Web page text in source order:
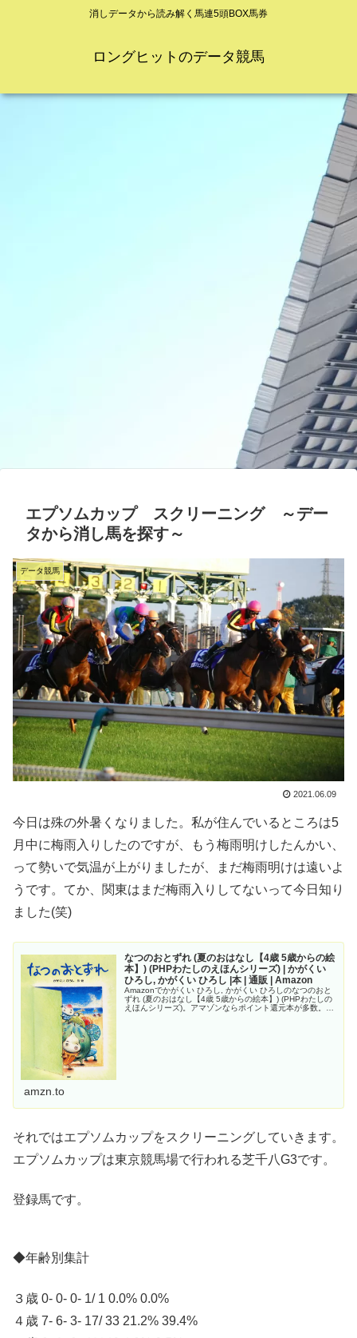
消しデータから読み解く馬連5頭BOX馬券
ロングヒットのデータ競馬
エプソムカップ スクリーニング ～デー
タから消し馬を探す～
データ競馬
2021.06.09
今日は殊の外暑くなりました。私が住んでいるところは5
月中に梅雨入りしたのですが、もう梅雨明けしたんかい、
って勢いで気温が上がりましたが、まだ梅雨明けは遠いよ
うです。てか、関東はまだ梅雨入りしてないって今日知り
ました(笑)
なつのおとずれ (夏のおはなし【4歳 5歳からの絵
本】) (PHPわたしのえほんシリーズ) | かがくい
ひろし, かがくい ひろし |本 | 通販 | Amazon
Amazonでかがくい ひろし, かがくい ひろしのなつのおと
ずれ (夏のおはなし【4歳 5歳からの絵本】) (PHPわたしの
えほんシリーズ)。アマゾンならポイント還元本が多数。か
amzn.to
それではエプソムカップをスクリーニングしていきます。
エプソムカップは東京競馬場で行われる芝千八G3です。
登録馬です。
◆年齢別集計
３歳 0- 0- 0- 1/ 1 0.0% 0.0%
４歳 7- 6- 3- 17/ 33 21.2% 39.4%